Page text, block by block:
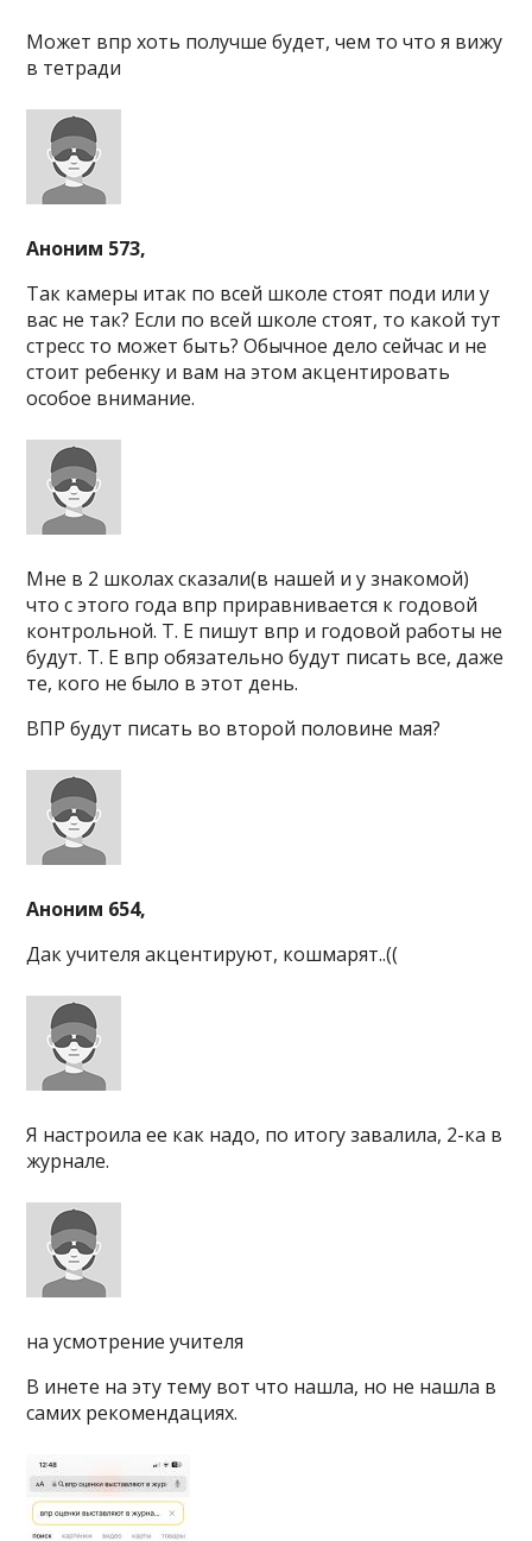
Может впр хоть получше будет, чем то что я вижу
в тетради
Аноним 573,
Так камеры итак по всей школе стоят поди или у
вас не так? Если по всей школе стоят, то какой тут
стресс то может быть? Обычное дело сейчас и не
стоит ребенку и вам на этом акцентировать
особое внимание.
Мне в 2 школах сказали(в нашей и у знакомой)
что с этого года впр приравнивается к годовой
контрольной. Т. Е пишут впр и годовой работы не
будут. Т. Е впр обязательно будут писать все, даже
те, кого не было в этот день.
ВПР будут писать во второй половине мая?
Аноним 654,
Дак учителя акцентируют, кошмарят..((
Я настроила ее как надо, по итогу завалила, 2-ка в
журнале.
на усмотрение учителя
В инете на эту тему вот что нашла, но не нашла в
самих рекомендациях.